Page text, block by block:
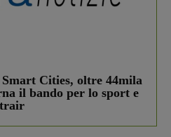
Cities, oltre 44mila
il bando per lo sport e